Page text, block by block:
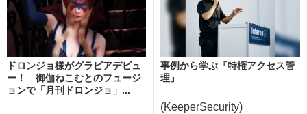
ドロンジョ様がグラビアデビュ
ー！ 御伽ねこむとのフュージ
ョンで「月刊ドロンジョ」...
事例から学ぶ『特権アクセス管
理』
(KeeperSecurity)